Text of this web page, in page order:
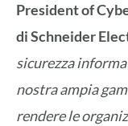
President of
di Schneider
sicurezza
nostra ampia
rendere le